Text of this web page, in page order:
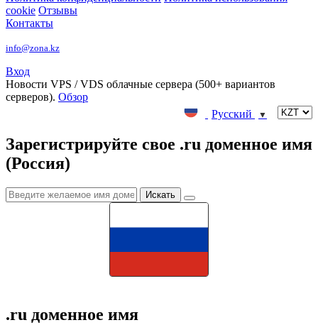
cookie Отзывы
Контакты
info@zona.kz
Вход
Новости VPS / VDS облачные сервера (500+ вариантов
серверов). Обзор
Русский
▼
Зарегистрируйте свое .ru доменное имя
(Россия)
.ru доменное имя